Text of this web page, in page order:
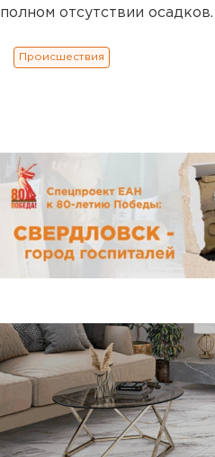
полном отсутствии осадков.
Происшествия